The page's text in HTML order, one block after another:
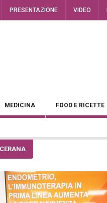
PRESENTAZIONE VIDEO
MEDICINA FOOD E RICETTE